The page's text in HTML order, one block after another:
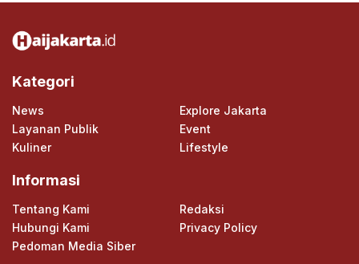
Kategori
News
Explore Jakarta
Layanan Publik
Event
Kuliner
Lifestyle
Informasi
Tentang Kami
Redaksi
Hubungi Kami
Privacy Policy
Pedoman Media Siber